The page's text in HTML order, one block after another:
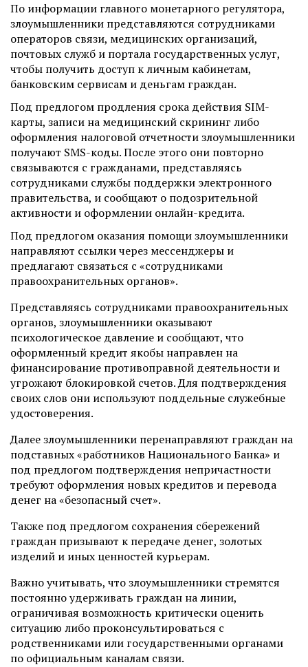
По информации главного монетарного регулятора,
злоумышленники представляются сотрудниками
операторов связи, медицинских организаций,
почтовых служб и портала государственных услуг,
чтобы получить доступ к личным кабинетам,
банковским сервисам и деньгам граждан.
Под предлогом продления срока действия SIM-
карты, записи на медицинский скрининг либо
оформления налоговой отчетности злоумышленники
получают SMS-коды. После этого они повторно
связываются с гражданами, представляясь
сотрудниками службы поддержки электронного
правительства, и сообщают о подозрительной
активности и оформлении онлайн-кредита.
Под предлогом оказания помощи злоумышленники
направляют ссылки через мессенджеры и
предлагают связаться с «сотрудниками
правоохранительных органов».
Представляясь сотрудниками правоохранительных
органов, злоумышленники оказывают
психологическое давление и сообщают, что
оформленный кредит якобы направлен на
финансирование противоправной деятельности и
угрожают блокировкой счетов. Для подтверждения
своих слов они используют поддельные служебные
удостоверения.
Далее злоумышленники перенаправляют граждан на
подставных «работников Национального Банка» и
под предлогом подтверждения непричастности
требуют оформления новых кредитов и перевода
денег на «безопасный счет».
Также под предлогом сохранения сбережений
граждан призывают к передаче денег, золотых
изделий и иных ценностей курьерам.
Важно учитывать, что злоумышленники стремятся
постоянно удерживать граждан на линии,
ограничивая возможность критически оценить
ситуацию либо проконсультироваться с
родственниками или государственными органами
по официальным каналам связи.